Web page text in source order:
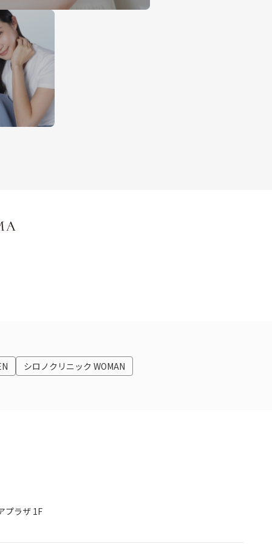
シロノクリニック WOMAN
プラザ 1F